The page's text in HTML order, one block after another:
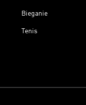
Bieganie
Tenis